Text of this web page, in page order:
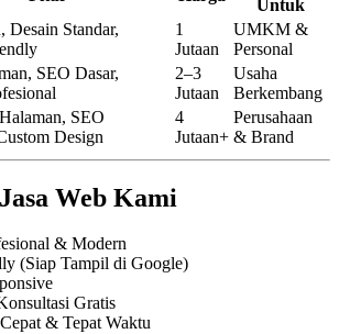
Untuk
Desain Standar,
1
Jutaan
UMKM &
Personal
SEO Dasar,
2–3
Jutaan
Usaha
Berkembang
SEO
Design
4
Jutaan+
Perusahaan
& Brand
Web Kami
& Modern
(Siap Tampil di Google)
Gratis
& Tepat Waktu